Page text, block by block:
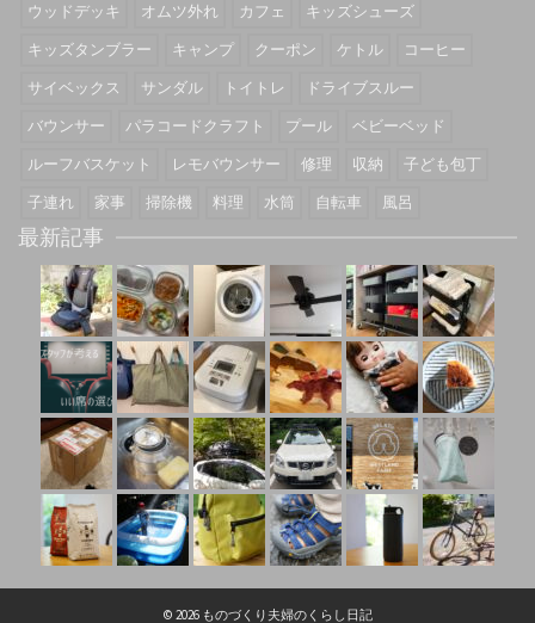
ウッドデッキ
オムツ外れ カフェ
キッズシューズ
キッズタンブラー
キャンプ クーポン ケトル
コーヒー
サイベックス
サンダル トイトレ
ドライブスルー
バウンサー
パラコードクラフト プール
ベビーベッド
ルーフバスケット
レモバウンサー 修理 収納
子ども包丁
子連れ
家事 掃除機 料理 水筒 自転車 風呂
最新記事
© 2026 ものづくり夫婦のくらし日記